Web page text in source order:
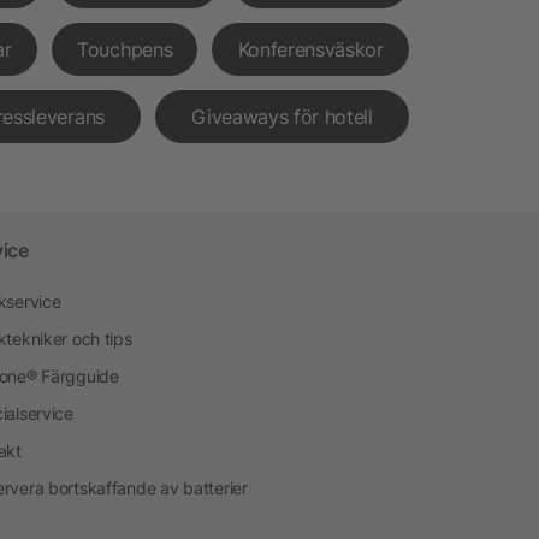
Touchpens Konferensväskor
Giveaways för hotell
och tips
Färgguide
bortskaffande av batterier